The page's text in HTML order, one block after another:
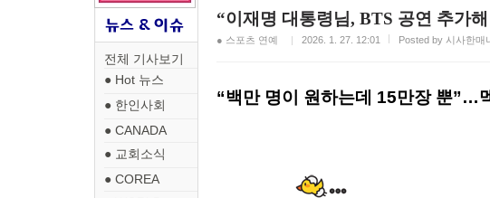
전체 기사보기
● Hot 뉴스
● 한인사회
● CANADA
● 교회소식
● COREA
“이재명 대통령님, BTS 공연 추가
● 스포츠 연예 2026. 1. 27. 12:01 Posted by 시사한매
“백만 명이 원하는데 15만장 뿐”…